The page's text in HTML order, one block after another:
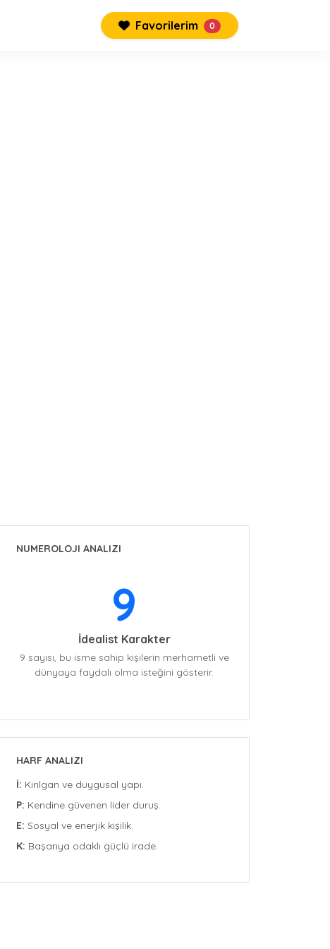
Favorilerim 0
NUMEROLOJI ANALIZI
9
İdealist Karakter
9 sayısı, bu isme sahip kişilerin merhametli ve
dünyaya faydalı olma isteğini gösterir.
HARF ANALIZI
İ: Kırılgan ve duygusal yapı.
P: Kendine güvenen lider duruş.
E: Sosyal ve enerjik kişilik.
K: Başarıya odaklı güçlü irade.